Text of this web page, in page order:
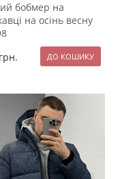
бобмер на
на осінь весну
грн.